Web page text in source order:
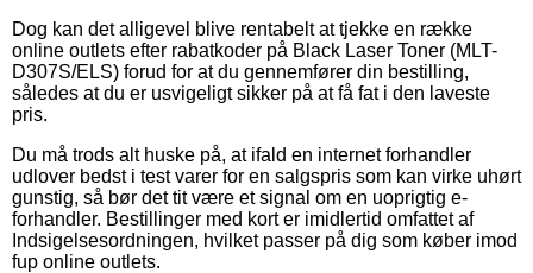
Dog kan det alligevel blive rentabelt at tjekke en række
online outlets efter rabatkoder på Black Laser Toner (MLT-
D307S/ELS) forud for at du gennemfører din bestilling,
således at du er usvigeligt sikker på at få fat i den laveste
pris.
Du må trods alt huske på, at ifald en internet forhandler
udlover bedst i test varer for en salgspris som kan virke uhørt
gunstig, så bør det tit være et signal om en uoprigtig e-
forhandler. Bestillinger med kort er imidlertid omfattet af
Indsigelsesordningen, hvilket passer på dig som køber imod
fup online outlets.